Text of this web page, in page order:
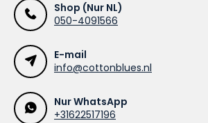
Shop (Nur NL)
050-4091566
E-mail
info@cottonblues.nl
Nur WhatsApp
+31622517196